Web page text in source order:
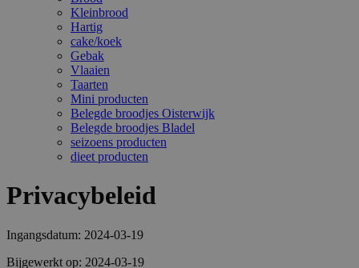
Kleinbrood
Hartig
cake/koek
Gebak
Vlaaien
Taarten
Mini producten
Belegde broodjes Oisterwijk
Belegde broodjes Bladel
seizoens producten
dieet producten
Privacybeleid
Ingangsdatum: 2024-03-19
Bijgewerkt op: 2024-03-19